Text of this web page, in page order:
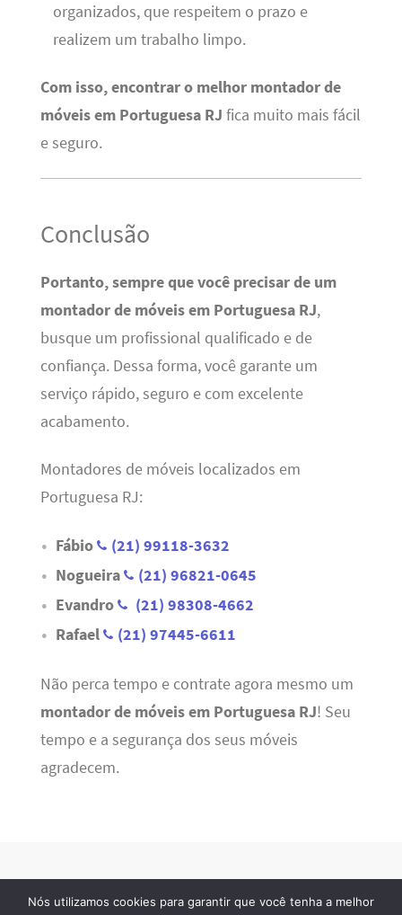
organizados, que respeitem o prazo e
realizem um trabalho limpo.
Com isso, encontrar o melhor montador de
móveis em Portuguesa RJ fica muito mais fácil
e seguro.
Conclusão
Portanto, sempre que você precisar de um
montador de móveis em Portuguesa RJ,
busque um profissional qualificado e de
confiança. Dessa forma, você garante um
serviço rápido, seguro e com excelente
acabamento.
Montadores de móveis localizados em
Portuguesa RJ:
Fábio
(21) 99118-3632
Nogueira
(21) 96821-0645
Evandro
(21) 98308-4662
Rafael
(21) 97445-6611
Não perca tempo e contrate agora mesmo um
montador de móveis em Portuguesa RJ! Seu
tempo e a segurança dos seus móveis
agradecem.
Nós utilizamos cookies para garantir que você tenha a melhor